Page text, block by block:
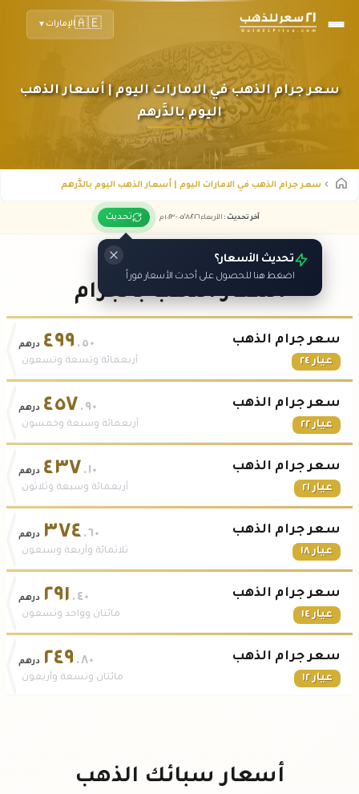
🇦🇪الإمارات ▼
سعر جرام الذهب في الامارات اليوم | أسعار الذهب
اليوم بالدَّرهم
سعر جرام الذهب في الامارات اليوم | أسعار الذهب اليوم بالدَّرهم
آخر تحديث : الأربعاء ٠٥ /٠٨/٢٠٢٦ - ١٠:٢٣م تحديث
تحديث الأسعار؟
اضغط هنا للحصول على أحدث الأسعار فوراً
أسعار الذهب بالجرام
سعر جرام الذهب
عيار ٢٤
٤٩٩ .٥٠ درهم
أربعمائة وتسعة وتسعون
سعر جرام الذهب
عيار ٢٢
٤٥٧ .٩٠ درهم
أربعمائة وسبعة وخمسون
سعر جرام الذهب
عيار ٢١
٤٣٧ .١٠ درهم
أربعمائة وسبعة وثلاثون
سعر جرام الذهب
عيار ١٨
٣٧٤ .٦٠ درهم
ثلاثمائة وأربعة وسبعون
سعر جرام الذهب
عيار ١٤
٢٩١ .٤٠ درهم
مائتان وواحد وتسعون
سعر جرام الذهب
عيار ١٢
٢٤٩ .٨٠ درهم
مائتان وتسعة وأربعون
أسعار سبائك الذهب